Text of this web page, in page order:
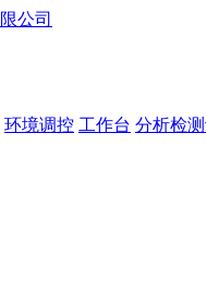
环境调控 工作台 分析检